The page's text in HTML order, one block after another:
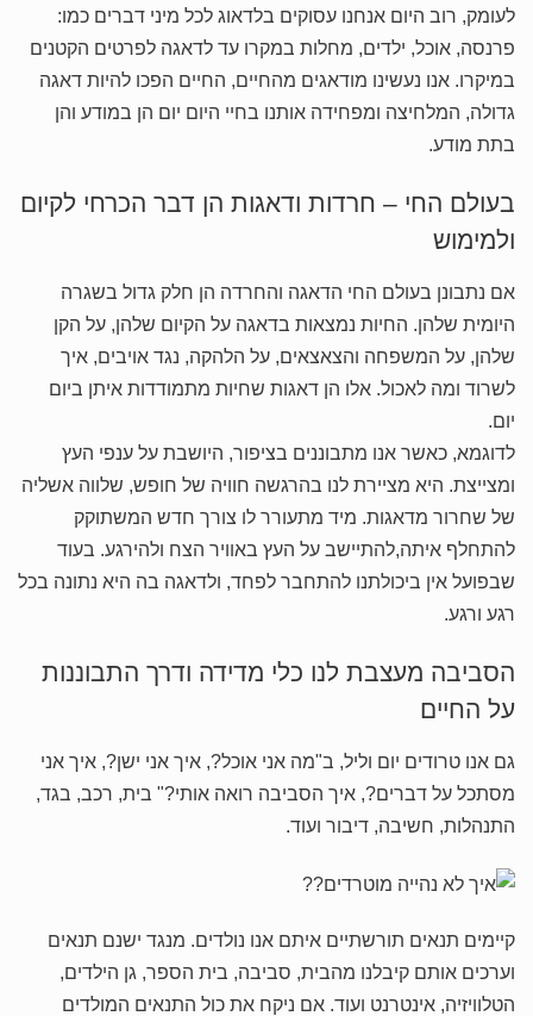
לעומק, רוב היום אנחנו עסוקים בלדאוג לכל מיני דברים כמו:
פרנסה, אוכל, ילדים, מחלות במקרו עד לדאגה לפרטים הקטנים
במיקרו. אנו נעשינו מודאגים מהחיים, החיים הפכו להיות דאגה
גדולה, המלחיצה ומפחידה אותנו בחיי היום יום הן במודע והן
בתת מודע.
בעולם החי – חרדות ודאגות הן דבר הכרחי לקיום
ולמימוש
אם נתבונן בעולם החי הדאגה והחרדה הן חלק גדול בשגרה
היומית שלהן. החיות נמצאות בדאגה על הקיום שלהן, על הקן
שלהן, על המשפחה והצאצאים, על הלהקה, נגד אויבים, איך
לשרוד ומה לאכול. אלו הן דאגות שחיות מתמודדות איתן ביום
יום.
לדוגמא, כאשר אנו מתבוננים בציפור, היושבת על ענפי העץ
ומצייצת. היא מציירת לנו בהרגשה חוויה של חופש, שלווה אשליה
של שחרור מדאגות. מיד מתעורר לו צורך חדש המשתוקק
להתחלף איתה,להתיישב על העץ באוויר הצח ולהירגע. בעוד
שבפועל אין ביכולתנו להתחבר לפחד, ולדאגה בה היא נתונה בכל
רגע ורגע.
הסביבה מעצבת לנו כלי מדידה ודרך התבוננות
על החיים
גם אנו טרודים יום וליל, ב"מה אני אוכל?, איך אני ישן?, איך אני
מסתכל על דברים?, איך הסביבה רואה אותי?" בית, רכב, בגד,
התנהלות, חשיבה, דיבור ועוד.
קיימים תנאים תורשתיים איתם אנו נולדים. מנגד ישנם תנאים
וערכים אותם קיבלנו מהבית, סביבה, בית הספר, גן הילדים,
הטלוויזיה, אינטרנט ועוד. אם ניקח את כול התנאים המולדים